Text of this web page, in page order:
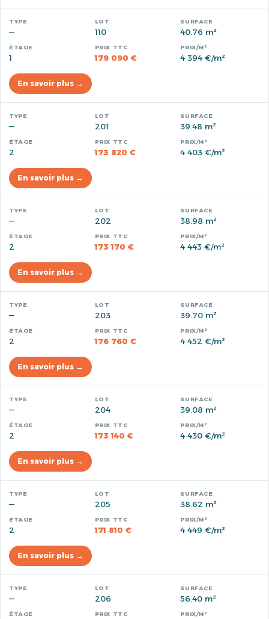
— 110 40.76 m²
1 179 090 € 4 394 €/m²
En savoir plus →
— 201 39.48 m²
2 173 820 € 4 403 €/m²
En savoir plus →
— 202 38.98 m²
2 173 170 € 4 443 €/m²
En savoir plus →
— 203 39.70 m²
2 176 760 € 4 452 €/m²
En savoir plus →
— 204 39.08 m²
2 173 140 € 4 430 €/m²
En savoir plus →
— 205 38.62 m²
2 171 810 € 4 449 €/m²
En savoir plus →
— 206 56.40 m²